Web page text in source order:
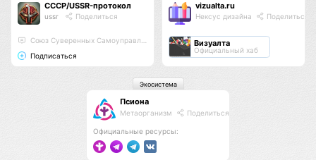
СССР/USSR-протокол
ussr Поделиться
Союз Суверенных Самоуправляемых Реестров
Подписаться
vizualta.ru
Нексус дизайна Поделиться
Визуалта
Официальный хаб
Псиона
Метаорганизм Поделиться
Официальные ресурсы:
Экосистема